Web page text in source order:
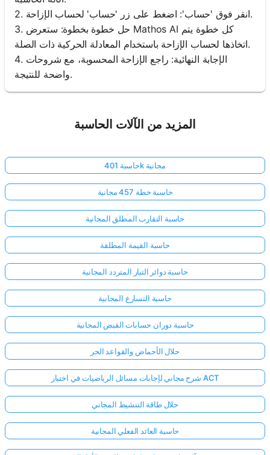
2. انقر فوق 'حساب': اضغط على زر 'حساب' لحساب الإزاحة.
3. حل خطوة بخطوة: ستعرض Mathos AI كل خطوة يتم
اتخاذها لحساب الإزاحة باستخدام المعادلة الحركية ذات الصلة.
4. الإجابة النهائية: راجع الإزاحة المحسوبة، مع شروحات
واضحة للنتيجة.
المزيد من الآلات الحاسبة
حاسبة 401k مجانية
حاسبة خطة 457 مجانية
حاسبة التقارب المطلق المجانية
حاسبة القيمة المطلقة
حاسبة دوائر التيار المتردد المجانية
حاسبة التسارع المجانية
حاسبة دوران حسابات القبض المجانية
حلال الأحماض والقواعد الحر
شرح مجاني لإجابات مسائل الرياضيات في اختبار ACT
حلال طاقة التنشيط المجاني
حاسبة العائد الفعلي المجانية